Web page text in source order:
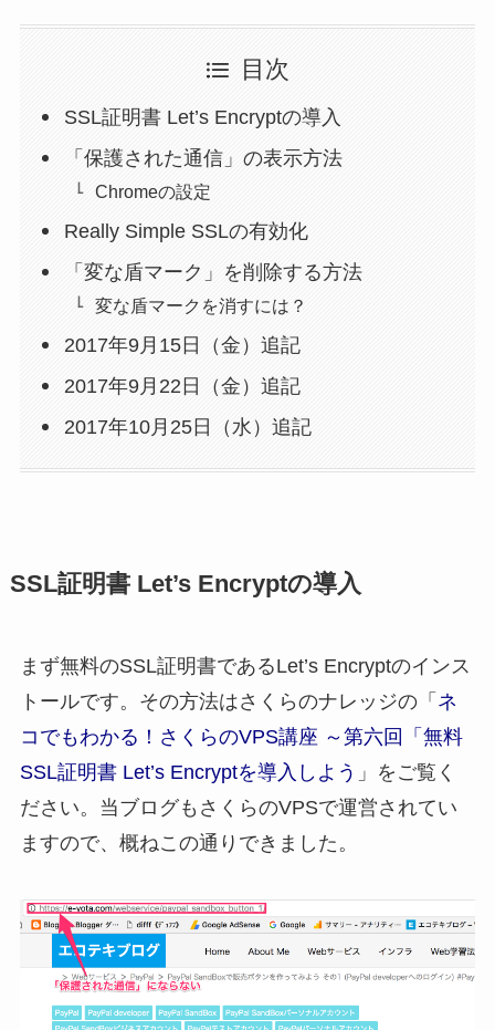
目次
SSL証明書 Let’s Encryptの導入
「保護された通信」の表示方法
Chromeの設定
Really Simple SSLの有効化
「変な盾マーク」を削除する方法
変な盾マークを消すには？
2017年9月15日（金）追記
2017年9月22日（金）追記
2017年10月25日（水）追記
SSL証明書 Let’s Encryptの導入
まず無料のSSL証明書であるLet’s Encryptのインス
トールです。その方法はさくらのナレッジの「 ネ
コでもわかる！さくらのVPS講座 ～第六回「無料
SSL証明書 Let’s Encryptを導入しよう 」をご覧く
ださい。当ブログもさくらのVPSで運営されてい
ますので、概ねこの通りできました。